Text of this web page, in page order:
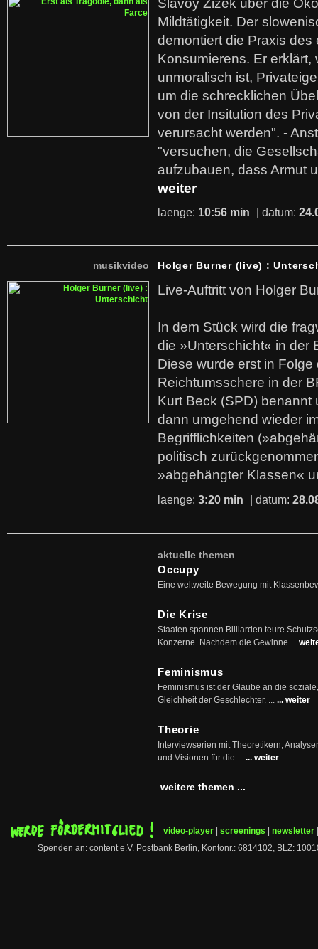
Slavoy Zizek über die
Mildtätigkeit. Der
demontiert die Praxis des
Konsumierens. Er erklärt,
unmoralisch ist,
um die schrecklichen
von der Insitution des
verursacht werden". -
"versuchen, die
aufzubauen, dass Armut
weiter
laenge: 10:56 min | datum:
musikvideo Holger Burner (live) :
Live-Auftritt von Holger
In dem Stück wird die
die »Unterschicht« in der
Diese wurde erst in
Reichtumsschere in der
Kurt Beck (SPD)
dann umgehend wieder
Begrifflichkeiten
politisch
»abgehängter Klassen«
laenge: 3:20 min | datum:
aktuelle themen
Occupy
Eine weltweite Bewegung mit
Die Krise
Staaten spannen Billiarden teure
Konzerne. Nachdem die Gewinne ...
Feminismus
Feminismus ist der Glaube an die
Gleichheit der Geschlechter. ... ... weiter
Theorie
Interviewserien mit Theoretikern,
und Visionen für die ... ... weiter
weitere themen ...
video-player screenings newsletter
Spenden an: content e.V. Postbank Berlin, Kontonr.: 6814102, BLZ: